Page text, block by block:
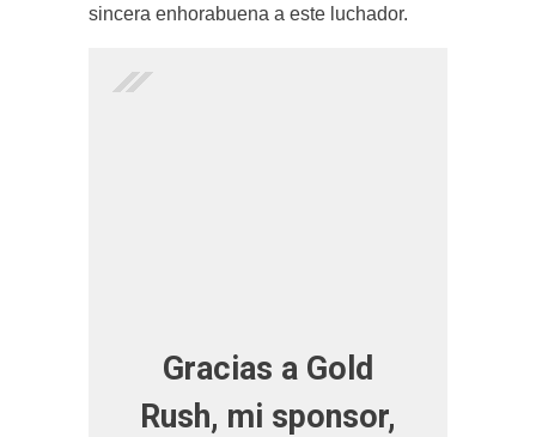
sincera enhorabuena a este luchador.
Gracias a Gold
Rush, mi sponsor,